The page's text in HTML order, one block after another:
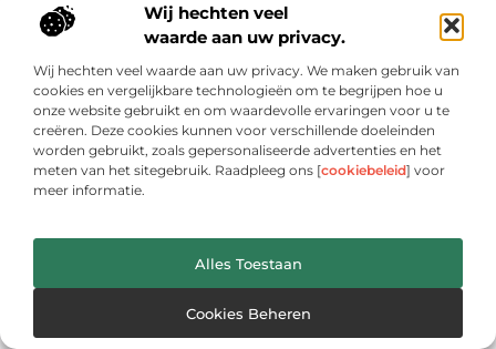
Wij hechten veel
waarde aan uw privacy.
Wij hechten veel waarde aan uw privacy. We maken gebruik van
cookies en vergelijkbare technologieën om te begrijpen hoe u
onze website gebruikt en om waardevolle ervaringen voor u te
creëren. Deze cookies kunnen voor verschillende doeleinden
worden gebruikt, zoals gepersonaliseerde advertenties en het
meten van het sitegebruik. Raadpleeg ons [cookiebeleid] voor
meer informatie.
Alles Toestaan
Cookies Beheren
gebouwen en adembenemende uitzichten, biedt deze stad
een
Winkelen
WINKELEN
Ontdek de ideale feestlocatie in oldenzaal voor
jouw evenement